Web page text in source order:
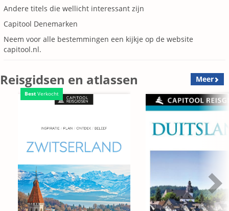
Andere titels die wellicht interessant zijn
Capitool Denemarken
Neem voor alle bestemmingen een kijkje op de website
capitool.nl.
Reisgidsen en atlassen Meer
Best Verkocht